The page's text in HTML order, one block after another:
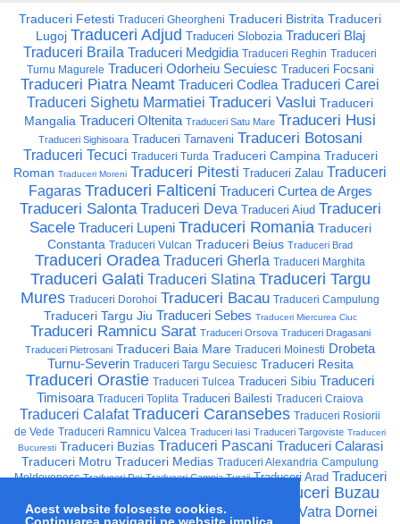
Acest website foloseste cookies.
Traduceri Fetesti Traduceri Gheorgheni Traduceri Bistrita Traduceri
Lugoj Traduceri Adjud Traduceri Slobozia Traduceri Blaj
Traduceri Braila Traduceri Medgidia Traduceri Reghin Traduceri
Turnu Magurele Traduceri Odorheiu Secuiesc Traduceri Focsani
Traduceri Piatra Neamt Traduceri Codlea Traduceri Carei
Traduceri Sighetu Marmatiei Traduceri Vaslui Traduceri
Mangalia Traduceri Oltenita Traduceri Satu Mare Traduceri Husi
Traduceri Sighisoara Traduceri Tarnaveni Traduceri Botosani
Traduceri Tecuci Traduceri Turda Traduceri Campina Traduceri
Roman Traduceri Moreni Traduceri Pitesti Traduceri Zalau Traduceri
Fagaras Traduceri Falticeni Traduceri Curtea de Arges
Traduceri Salonta Traduceri Deva Traduceri Aiud Traduceri
Sacele Traduceri Lupeni Traduceri Romania Traduceri
Constanta Traduceri Vulcan Traduceri Beius Traduceri Brad
Traduceri Oradea Traduceri Gherla Traduceri Marghita
Traduceri Galati Traduceri Slatina Traduceri Targu
Mures Traduceri Dorohoi Traduceri Bacau Traduceri Campulung
Traduceri Targu Jiu Traduceri Sebes Traduceri Miercurea Ciuc
Traduceri Ramnicu Sarat Traduceri Orsova Traduceri Dragasani
Traduceri Pietrosani Traduceri Baia Mare Traduceri Moinesti Drobeta
Turnu-Severin Traduceri Targu Secuiesc Traduceri Resita
Traduceri Orastie Traduceri Tulcea Traduceri Sibiu Traduceri
Timisoara Traduceri Toplita Traduceri Bailesti Traduceri Craiova
Traduceri Calafat Traduceri Caransebes Traduceri Rosiorii
de Vede Traduceri Ramnicu Valcea Traduceri Iasi Traduceri Targoviste Traduceri
Bucuresti Traduceri Buzias Traduceri Pascani Traduceri Calarasi
Traduceri Motru Traduceri Medias Traduceri Alexandria Campulung
Moldovenesc Traduceri Dej Traduceri Campia Turzii Traduceri Arad Traduceri
Traduceri Buzau
Traduceri Onesti Traduceri Hunedoara
Traduceri Vatra Dornei